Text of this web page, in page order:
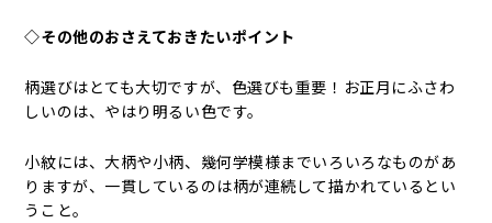
◇その他のおさえておきたいポイント
柄選びはとても大切ですが、色選びも重要！お正月にふさわ
しいのは、やはり明るい色です。
小紋には、大柄や小柄、幾何学模様までいろいろなものがあ
りますが、一貫しているのは柄が連続して描かれているとい
うこと。